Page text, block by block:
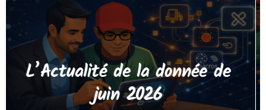
L’Actualité de la donnée
d’avril/mai 2026